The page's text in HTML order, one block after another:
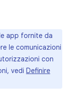
app fornite da
le comunicazioni
con
vedi Definire